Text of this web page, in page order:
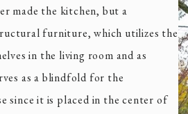
made the kitchen, but a
furniture, which utilizes the
in the living room and as
as a blindfold for the
since it is placed in the center of